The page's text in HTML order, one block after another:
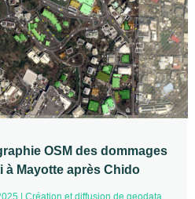
OSM des dommages
à Mayotte après Chido
|Création et diffusion de geodata